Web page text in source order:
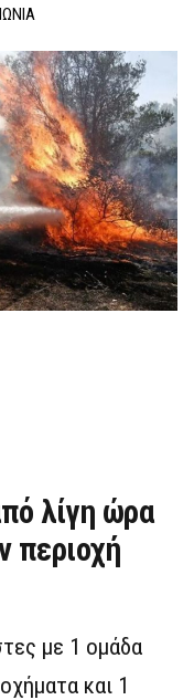
λίγη ώρα
περιοχή
με 1 ομάδα
και 1